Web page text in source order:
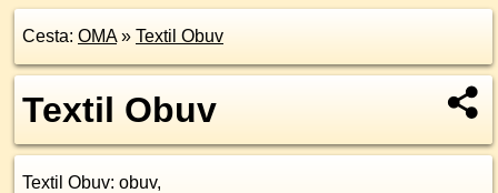
Cesta: OMA» Textil Obuv
Textil Obuv
Textil Obuv: obuv,